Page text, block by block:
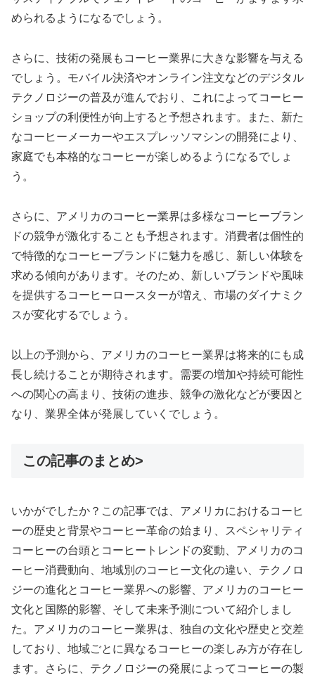
められるようになるでしょう。
さらに、技術の発展もコーヒー業界に大きな影響を与える
でしょう。モバイル決済やオンライン注文などのデジタル
テクノロジーの普及が進んでおり、これによってコーヒー
ショップの利便性が向上すると予想されます。また、新た
なコーヒーメーカーやエスプレッソマシンの開発により、
家庭でも本格的なコーヒーが楽しめるようになるでしょ
う。
さらに、アメリカのコーヒー業界は多様なコーヒーブラン
ドの競争が激化することも予想されます。消費者は個性的
で特徴的なコーヒーブランドに魅力を感じ、新しい体験を
求める傾向があります。そのため、新しいブランドや風味
を提供するコーヒーロースターが増え、市場のダイナミク
スが変化するでしょう。
以上の予測から、アメリカのコーヒー業界は将来的にも成
長し続けることが期待されます。需要の増加や持続可能性
への関心の高まり、技術の進歩、競争の激化などが要因と
なり、業界全体が発展していくでしょう。
この記事のまとめ>
いかがでしたか？この記事では、アメリカにおけるコーヒ
ーの歴史と背景やコーヒー革命の始まり、スペシャリティ
コーヒーの台頭とコーヒートレンドの変動、アメリカのコ
ーヒー消費動向、地域別のコーヒー文化の違い、テクノロ
ジーの進化とコーヒー業界への影響、アメリカのコーヒー
文化と国際的影響、そして未来予測について紹介しまし
た。アメリカのコーヒー業界は、独自の文化や歴史と交差
しており、地域ごとに異なるコーヒーの楽しみ方が存在し
ます。さらに、テクノロジーの発展によってコーヒーの製